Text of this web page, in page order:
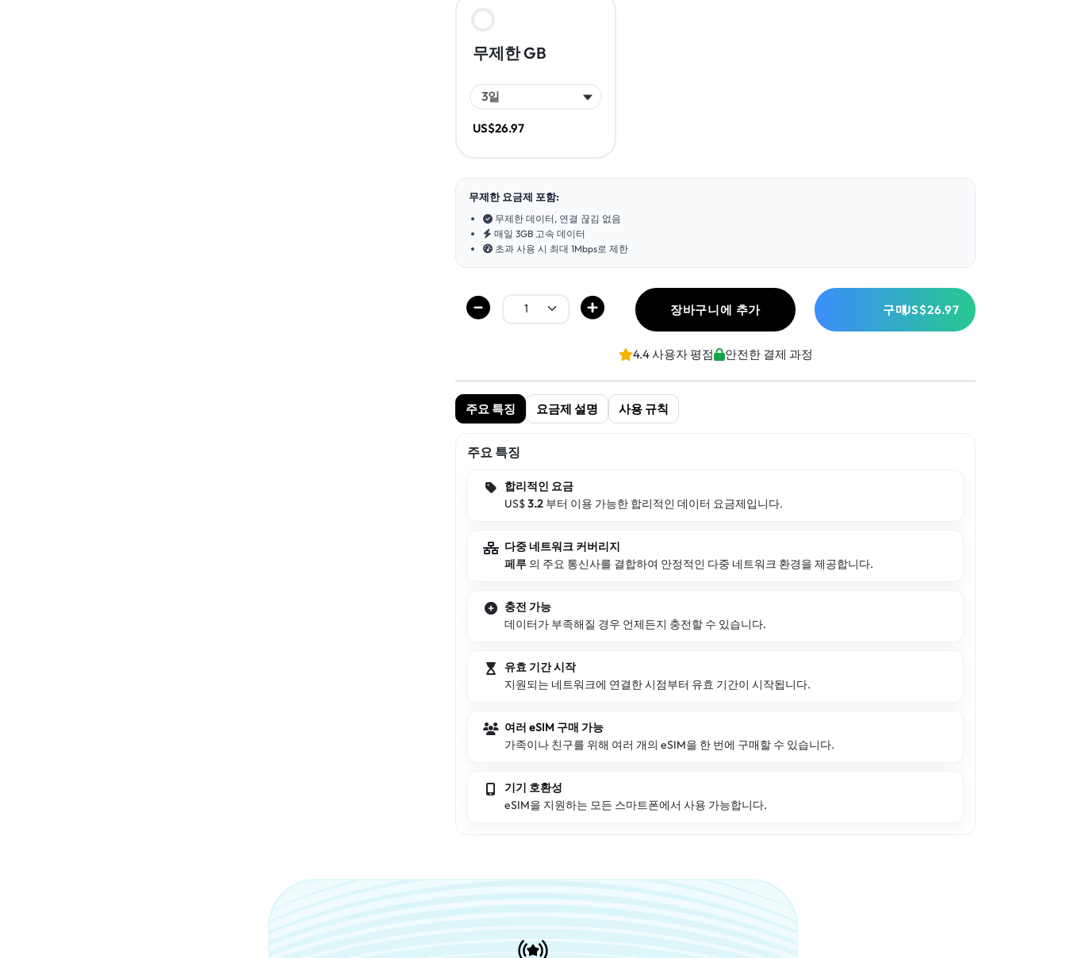
무제한 GB
US$26.97
무제한 요금제 포함:
무제한 데이터, 연결 끊김 없음
매일 3GB 고속 데이터
초과 사용 시 최대 1Mbps로 제한
장바구니에 추가 구매US$26.97
4.4 사용자 평점 안전한 결제 과정
주요 특징 요금제 설명 사용 규칙
주요 특징
합리적인 요금
US$3.2 부터 이용 가능한 합리적인 데이터 요금제입니다.
다중 네트워크 커버리지
페루 의 주요 통신사를 결합하여 안정적인 다중 네트워크 환경을 제공합니다.
충전 가능
데이터가 부족해질 경우 언제든지 충전할 수 있습니다.
유효 기간 시작
지원되는 네트워크에 연결한 시점부터 유효 기간이 시작됩니다.
여러 eSIM 구매 가능
가족이나 친구를 위해 여러 개의 eSIM을 한 번에 구매할 수 있습니다.
기기 호환성
eSIM을 지원하는 모든 스마트폰에서 사용 가능합니다.